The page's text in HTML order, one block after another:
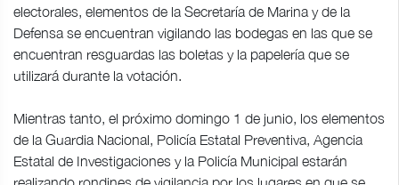
electorales, elementos de la Secretaría de Marina y de la
Defensa se encuentran vigilando las bodegas en las que se
encuentran resguardas las boletas y la papelería que se
utilizará durante la votación.
Mientras tanto, el próximo domingo 1 de junio, los elementos
de la Guardia Nacional, Policía Estatal Preventiva, Agencia
Estatal de Investigaciones y la Policía Municipal estarán